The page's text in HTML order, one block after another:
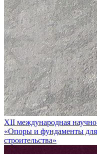
XII международная
«Опоры и фундаменты
строительства»